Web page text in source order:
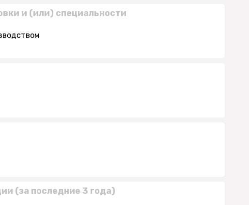
и (или) специальности
(за последние 3 года)